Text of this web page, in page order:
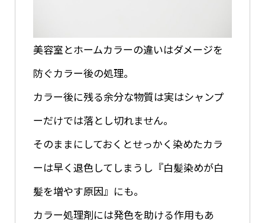
美容室とホームカラーの違いはダメージを
防ぐカラー後の処理。
カラー後に残る余分な物質は実はシャンプ
ーだけでは落とし切れません。
そのままにしておくとせっかく染めたカラ
ーは早く退色してしまうし『白髪染めが白
髪を増やす原因』にも。
カラー処理剤には発色を助ける作用もあ